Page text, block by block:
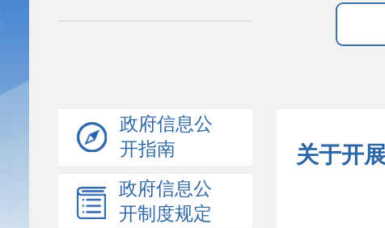
政府信息公
开指南
政府信息公
开制度规定
关于开